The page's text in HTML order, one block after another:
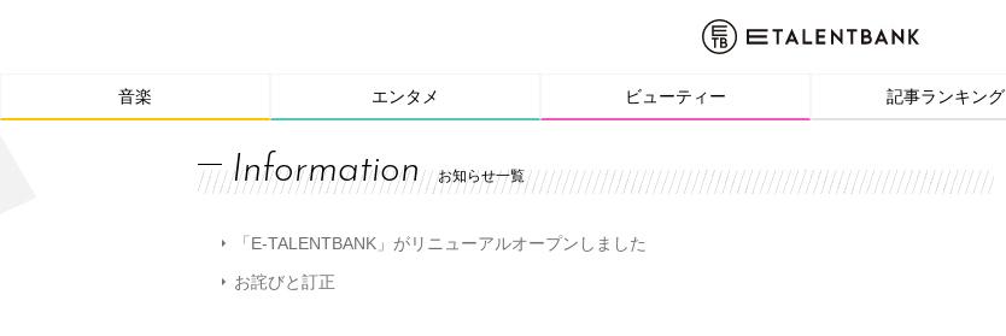
音楽 エンタメ ビューティー 記事ランキング
Information お知らせ一覧
「E-TALENTBANK」がリニューアルオープンしました
お詫びと訂正